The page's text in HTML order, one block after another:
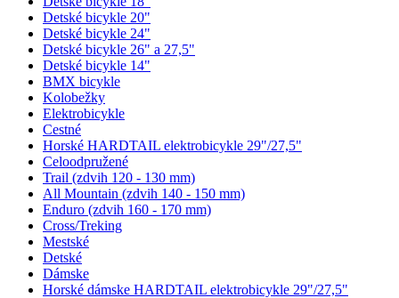
Detské bicykle 20"
Detské bicykle 24"
Detské bicykle 26" a 27,5"
Detské bicykle 14"
BMX bicykle
Kolobežky
Elektrobicykle
Cestné
Horské HARDTAIL elektrobicykle 29"/27,5"
Celoodpružené
Trail (zdvih 120 - 130 mm)
All Mountain (zdvih 140 - 150 mm)
Enduro (zdvih 160 - 170 mm)
Cross/Treking
Mestské
Detské
Dámske
Horské dámske HARDTAIL elektrobicykle 29"/27,5"